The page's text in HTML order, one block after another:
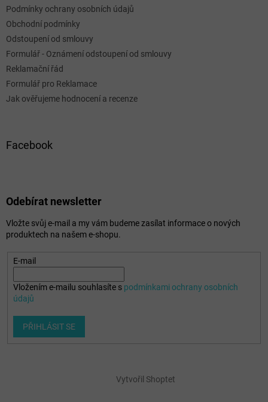
Podmínky ochrany osobních údajů
Obchodní podmínky
Odstoupení od smlouvy
Formulář - Oznámení odstoupení od smlouvy
Reklamační řád
Formulář pro Reklamace
Jak ověřujeme hodnocení a recenze
Facebook
Odebírat newsletter
Vložte svůj e-mail a my vám budeme zasílat informace o nových
produktech na našem e-shopu.
E-mail
Vložením e-mailu souhlasíte s podmínkami ochrany osobních
údajů
PŘIHLÁSIT SE
Vytvořil Shoptet